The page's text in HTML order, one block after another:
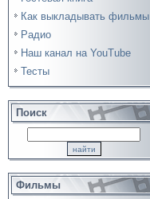
Как выкладывать фильмы
Радио
Наш канал на YouTube
Тесты
Поиск
Фильмы